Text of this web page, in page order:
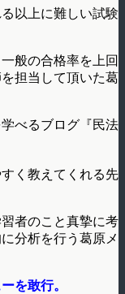
以上に難しい試験
般の合格率を上回
担当して頂いた葛
べるブログ『民法
く教えてくれる先
者のこと真摯に考
分析を行う葛原メ
を敢行。